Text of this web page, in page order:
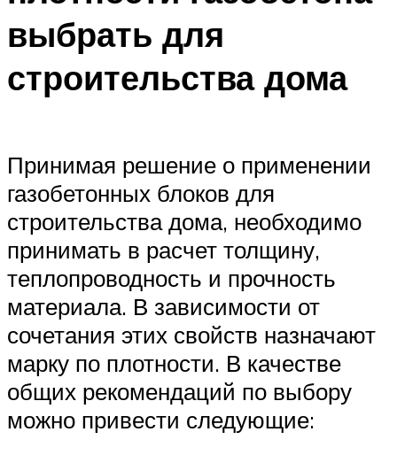
выбрать для
строительства дома
Принимая решение о применении
газобетонных блоков для
строительства дома, необходимо
принимать в расчет толщину,
теплопроводность и прочность
материала. В зависимости от
сочетания этих свойств назначают
марку по плотности. В качестве
общих рекомендаций по выбору
можно привести следующие: